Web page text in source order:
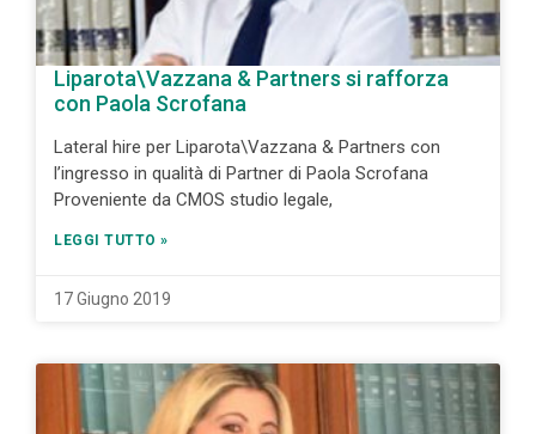
Liparota\Vazzana & Partners si rafforza
con Paola Scrofana
Lateral hire per Liparota\Vazzana & Partners con
l’ingresso in qualità di Partner di Paola Scrofana
Proveniente da CMOS studio legale,
LEGGI TUTTO »
17 Giugno 2019